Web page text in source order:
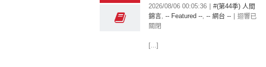
2026/08/06 00:05:36
#(第44季) 人間
錦言, -- Featured --, -- 網台 --
迴響已
關閉
[...]